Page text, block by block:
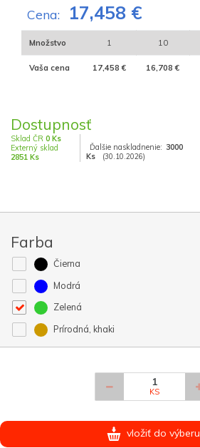
Cena: 17,458 €
Množstvo 1 10
Vaša cena 17,458 € 16,708 €
Dostupnosť
Sklad ČR 0 Ks
Externý sklad
2851 Ks
Ďalšie naskladnenie: 3000
Ks
(30.10.2026)
Farba
Čierna
Modrá
Zelená
Prírodná, khaki
KS
vložiť do výberu